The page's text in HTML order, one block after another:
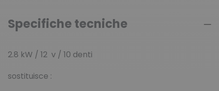
Specifiche tecniche
2.8 kW / 12 v / 10 denti
sostituisce :